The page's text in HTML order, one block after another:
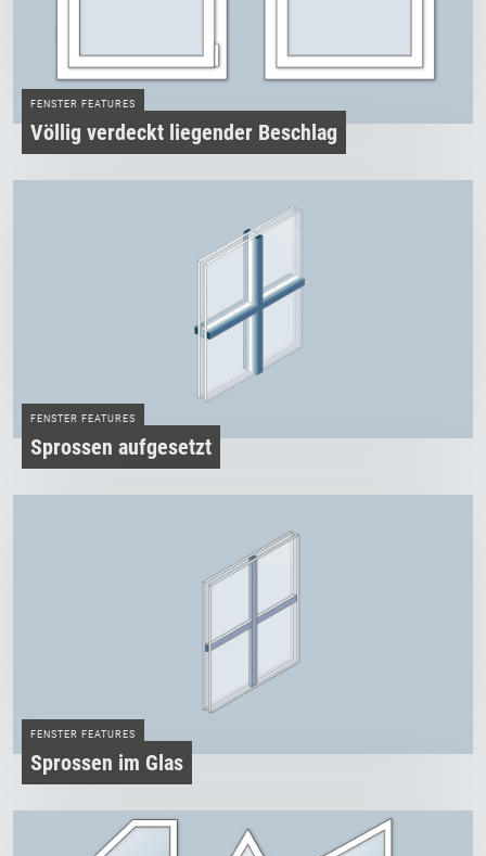
FENSTER FEATURES
Völlig verdeckt liegender Beschlag
FENSTER FEATURES
Sprossen aufgesetzt
FENSTER FEATURES
Sprossen im Glas